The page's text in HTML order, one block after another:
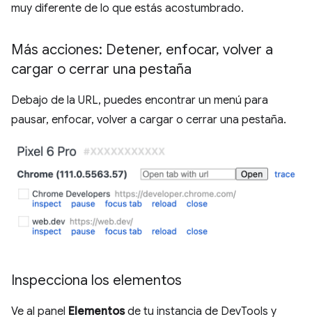
muy diferente de lo que estás acostumbrado.
Más acciones: Detener, enfocar, volver a
cargar o cerrar una pestaña
Debajo de la URL, puedes encontrar un menú para
pausar, enfocar, volver a cargar o cerrar una pestaña.
Inspecciona los elementos
Ve al panel Elementosde tu instancia de DevTools y